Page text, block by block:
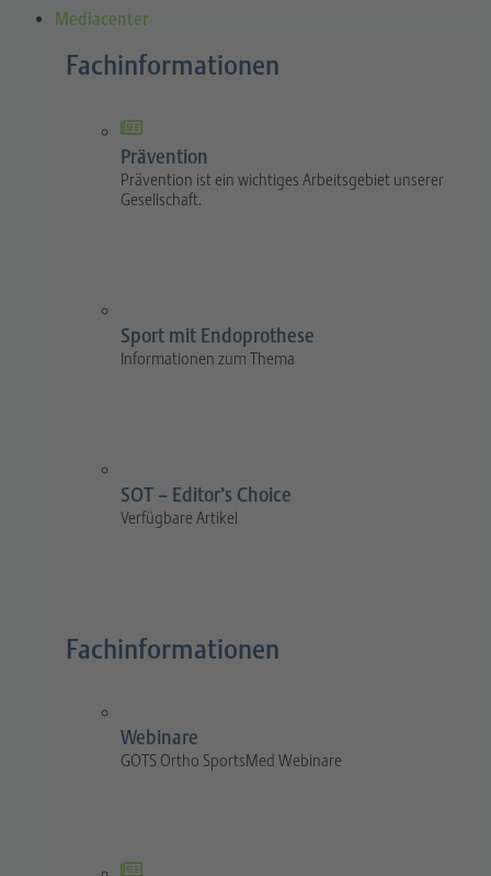
Mediacenter
Fachinformationen
Prävention
Prävention ist ein wichtiges Arbeitsgebiet unserer
Gesellschaft.
Sport mit Endoprothese
Informationen zum Thema
SOT – Editor’s Choice
Verfügbare Artikel
Fachinformationen
Webinare
GOTS Ortho SportsMed Webinare